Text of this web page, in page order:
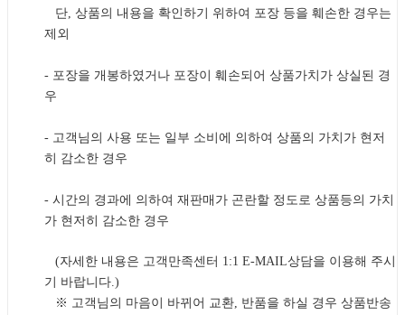
단, 상품의 내용을 확인하기 위하여 포장 등을 훼손한 경우는
제외
- 포장을 개봉하였거나 포장이 훼손되어 상품가치가 상실된 경
우
- 고객님의 사용 또는 일부 소비에 의하여 상품의 가치가 현저
히 감소한 경우
- 시간의 경과에 의하여 재판매가 곤란할 정도로 상품등의 가치
가 현저히 감소한 경우
(자세한 내용은 고객만족센터 1:1 E-MAIL상담을 이용해 주시
기 바랍니다.)
※ 고객님의 마음이 바뀌어 교환, 반품을 하실 경우 상품반송